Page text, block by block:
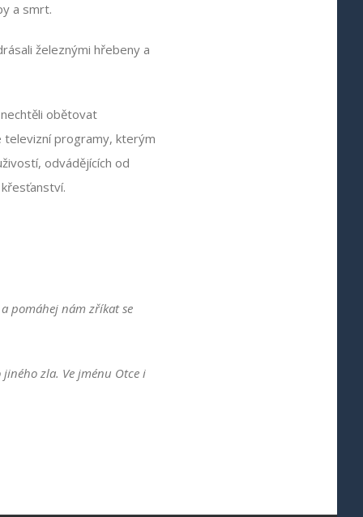
a smrt.
železnými hřebeny a
obětovat
televizní programy, kterým
odvádějících od
pomáhej nám zříkat se
zla. Ve jménu Otce i